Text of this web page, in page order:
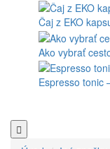
Čaj z EKO
Ako vybrať
Espresso tonic